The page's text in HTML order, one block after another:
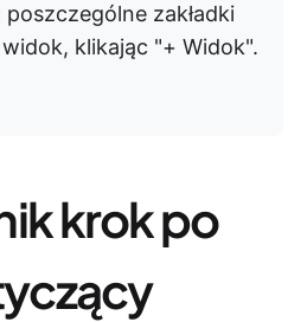
poszczególne zakładki
klikając "+ Widok".
krok po